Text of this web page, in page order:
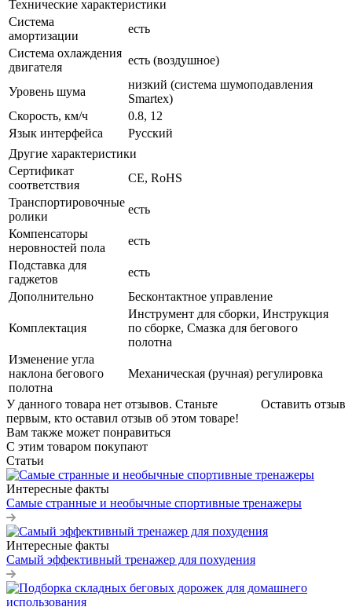
Технические характеристики
Система
амортизации
есть
Система охлаждения
двигателя
есть (воздушное)
Уровень шума
низкий (система шумоподавления
Smartex)
Скорость, км/ч
0.8, 12
Язык интерфейса
Русский
Другие характеристики
Сертификат
соответствия
CE, RoHS
Транспортировочные
ролики
есть
Компенсаторы
неровностей пола
есть
Подставка для
гаджетов
есть
Дополнительно
Бесконтактное управление
Комплектация
Инструмент для сборки, Инструкция
по сборке, Смазка для бегового
полотна
Изменение угла
наклона бегового
полотна
Механическая (ручная) регулировка
Оставить отзыв
У данного товара нет отзывов. Станьте
первым, кто оставил отзыв об этом товаре!
Вам также может понравиться
С этим товаром покупают
Статьи
Интересные факты
Самые странные и необычные спортивные тренажеры
Интересные факты
Самый эффективный тренажер для похудения